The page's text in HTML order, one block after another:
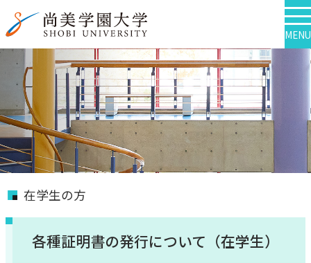
MENU
在学生の方
各種証明書の発行について（在学生）